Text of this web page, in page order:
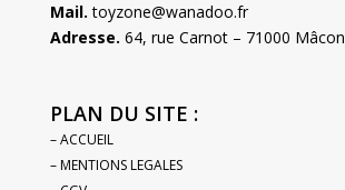
Mail. toyzone@wanadoo.fr
Adresse. 64, rue Carnot – 71000 Mâcon
PLAN DU SITE :
– ACCUEIL
– MENTIONS LEGALES